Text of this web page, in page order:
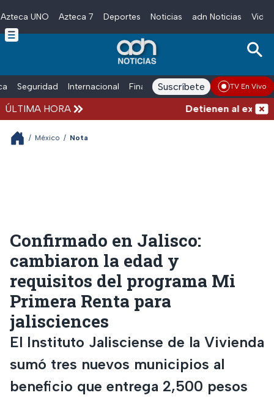
Skip to main content
Azteca UNO Azteca 7 Deportes Noticias adn Noticias
Seguridad Internacional Finanzas adn Noticias Radio
Suscríbete TV En Vivo
ÚLTIMA HORA Detienen al
/ México / Nota
Confirmado en Jalisco:
cambiaron la edad y
requisitos del programa Mi
Primera Renta para
jalisciences
El Instituto Jalisciense de la Vivienda
sumó tres nuevos municipios al
beneficio que entrega 2,500 pesos